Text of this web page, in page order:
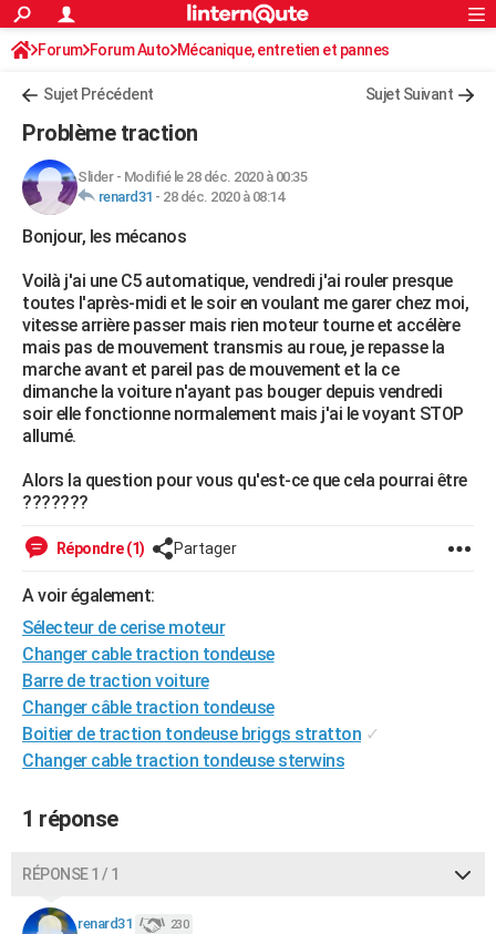
ACTUALITÉS
Politique
Société
Faits Divers
Education
Monde
Villes
+
FINANCE
Retraite
Impôts
Epargne
Immobilier
Risques naturels par ville
Banque
Assurance
Crédit
AUTO
Essais
Réserver un essai
Citadines
Berlines
SUV
Forum auto
+HIGH-TECH
Mobiles
Meilleur smartphone
Internet
Ordinateurs
Jeux vidéo
Guide high-tech
BRICOLAGE
Forum
Aménagement intérieur
Extérieur
Cuisine
Salle de bains
Jardinage
Rangement
WEEK-END
Guides de France
Escapades
Patrimoine
Expositions
Musées
Week-end nature
LIFESTYLE
Art de vivre
Bien-être
Loisirs
ModeModes de vie
SANTE
Alimentation
Guide de la santé
Maladies
Médicaments
Sommeil
VOYAGE
CARTE DE VOEUX
Carte de Noël
Carte Bonne année
Carte Saint-Valentin
Carte Pâques
Carte d'anniversaire
DICTIONNAIRE
Dictionnaire
Biographies
Citations
Expressions
Proverbes
PROGRAMME TV
S'inscrire
Se connecter
Lycées
Collèges
Primaires
Universités
Entreprises
Service militaire
Avis de recherche
FORUM
Bricolage
Lifestyle
Culture
Sport
Auto
Television
Voyage
Cinema
Rechercher
S'inscrire
Connexion
Forum Forum Auto Mécanique, entretien et pannes
Sujet Précédent Sujet Suivant
Problème traction
Slider- Modifié le 28 déc. 2020 à 00:35
renard31 - 28 déc. 2020 à 08:14
Bonjour, les mécanos
Voilà j'ai une C5 automatique, vendredi j'ai rouler presque
toutes l'après-midi et le soir en voulant me garer chez moi,
vitesse arrière passer mais rien moteur tourne et accélère
mais pas de mouvement transmis au roue, je repasse la
marche avant et pareil pas de mouvement et la ce
dimanche la voiture n'ayant pas bouger depuis vendredi
soir elle fonctionne normalement mais j'ai le voyant STOP
allumé.
Alors la question pour vous qu'est-ce que cela pourrai être
???????
Répondre (1) Partager
A voir également:
Sélecteur de cerise moteur
Changer cable traction tondeuse
Barre de traction voiture
Changer câble traction tondeuse
Boitier de traction tondeuse briggs stratton ✓
Changer cable traction tondeuse sterwins
1 réponse
RÉPONSE 1 / 1
renard31 230